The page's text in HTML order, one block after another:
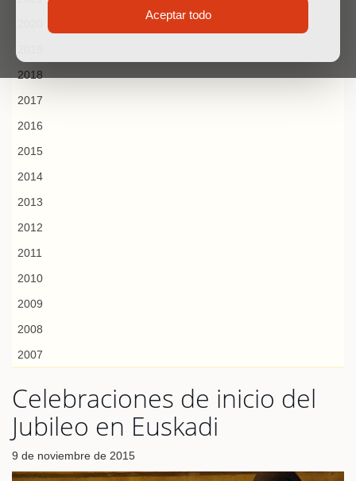
Aceptar todo
2018
2017
2016
2015
2014
2013
2012
2011
2010
2009
2008
2007
Celebraciones de inicio del
Jubileo en Euskadi
9 de noviembre de 2015